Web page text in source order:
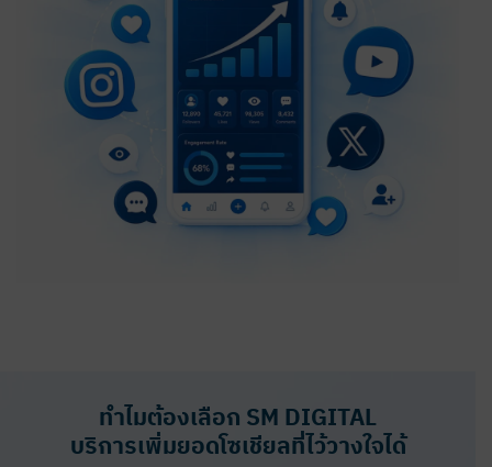
ทำไมต้องเลือก SM DIGITAL
บริการเพิ่มยอดโซเชียลที่ไว้วางใจได้